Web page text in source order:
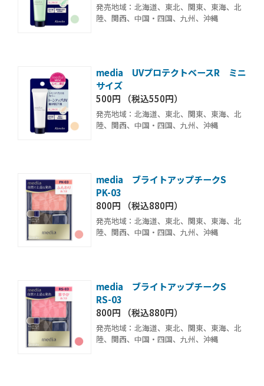
発売地域：北海道、東北、関東、東海、北
陸、関西、中国・四国、九州、沖縄
media UVプロテクトベースR ミニ
サイズ
500円 （税込550円）
発売地域：北海道、東北、関東、東海、北
陸、関西、中国・四国、九州、沖縄
media ブライトアップチークS
PK-03
800円 （税込880円）
発売地域：北海道、東北、関東、東海、北
陸、関西、中国・四国、九州、沖縄
media ブライトアップチークS
RS-03
800円 （税込880円）
発売地域：北海道、東北、関東、東海、北
陸、関西、中国・四国、九州、沖縄